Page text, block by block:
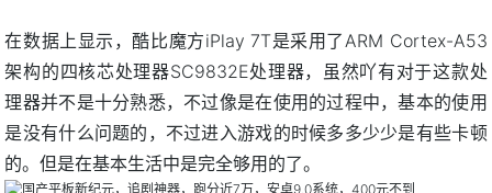
在数据上显示，酷比魔方iPlay 7T是采用了ARM Cortex-A53
架构的四核芯处理器SC9832E处理器，虽然吖有对于这款处
理器并不是十分熟悉，不过像是在使用的过程中，基本的使用
是没有什么问题的，不过进入游戏的时候多多少少是有些卡顿
的。但是在基本生活中是完全够用的了。